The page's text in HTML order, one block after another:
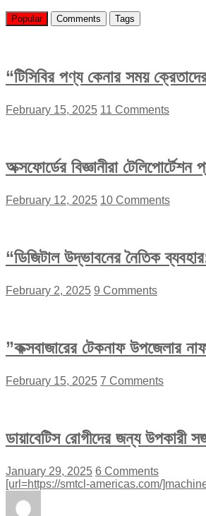
Popular Comments Tags
“টিসিবির পণ্য কেনার সময়
February 15, 2025 11 Comments
অক্সফোর্ডের বিজ্ঞানীরা
February 12, 2025 10 Comments
“ডিজিটাল উদ্ভাবনের নৈতিক
February 2, 2025 9 Comments
”কক্সবাজারের টেকনাফ উপজেলার
February 15, 2025 7 Comments
ডায়াবেটিস রোগীদের জন্য উপকারী
January 29, 2025 6 Comments
[url=https://smtcl-americas.com/